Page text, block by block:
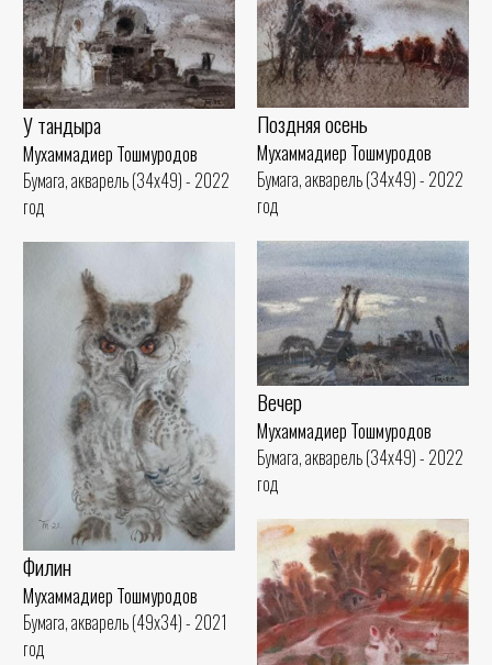
У тандыра
Мухаммадиер Тошмуродов
Бумага, акварель (34x49) - 2022
год
Поздняя осень
Мухаммадиер Тошмуродов
Бумага, акварель (34x49) - 2022
год
Вечер
Мухаммадиер Тошмуродов
Бумага, акварель (34x49) - 2022
год
Филин
Мухаммадиер Тошмуродов
Бумага, акварель (49x34) - 2021
год